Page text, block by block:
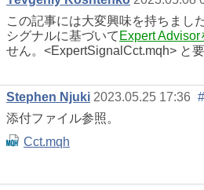
この記事には大変興味を持ちまし
シグナルに基づいて Expert Advisor
せん。<ExpertSignalCct.mqh> と要
Stephen Njuki 2023.05.25 17:36
添付ファイル参照。
Cct.mqh